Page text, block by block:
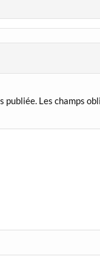
publiée. Les champs